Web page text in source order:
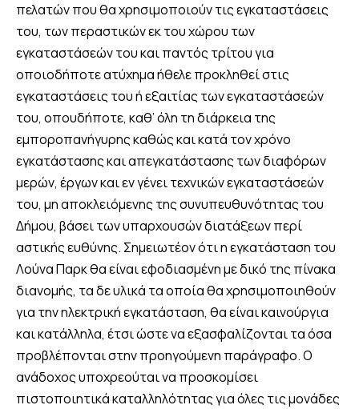
πελατών που θα χρησιμοποιούν τις εγκαταστάσεις
του, των περαστικών εκ του χώρου των
εγκαταστάσεών του και παντός τρίτου για
οποιοδήποτε ατύχημα ήθελε προκληθεί στις
εγκαταστάσεις του ή εξαιτίας των εγκαταστάσεών
του, οπουδήποτε, καθ’ όλη τη διάρκεια της
εμποροπανήγυρης καθώς και κατά τον χρόνο
εγκατάστασης και απεγκατάστασης των διαφόρων
μερών, έργων και εν γένει τεχνικών εγκαταστάσεών
του, μη αποκλειόμενης της συνυπευθυνότητας του
Δήμου, βάσει των υπαρχουσών διατάξεων περί
αστικής ευθύνης. Σημειωτέον ότι η εγκατάσταση του
Λούνα Παρκ θα είναι εφοδιασμένη με δικό της πίνακα
διανομής, τα δε υλικά τα οποία θα χρησιμοποιηθούν
για την ηλεκτρική εγκατάσταση, θα είναι καινούργια
και κατάλληλα, έτσι ώστε να εξασφαλίζονται τα όσα
προβλέπονται στην προηγούμενη παράγραφο. Ο
ανάδοχος υποχρεούται να προσκομίσει
πιστοποιητικά καταλληλότητας για όλες τις μονάδες